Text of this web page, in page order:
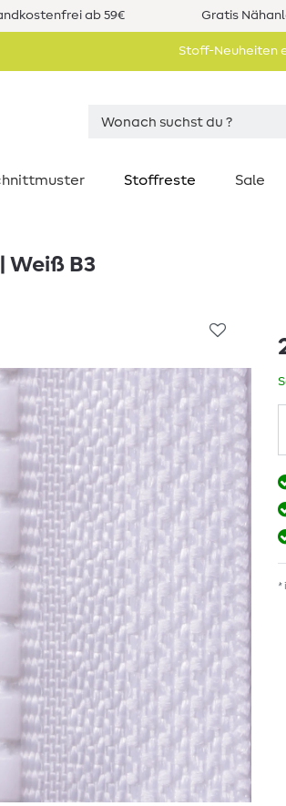
ab 59€ Gratis
Stoff-Neuheiten
Stoffreste Sale
Weiß B3
*